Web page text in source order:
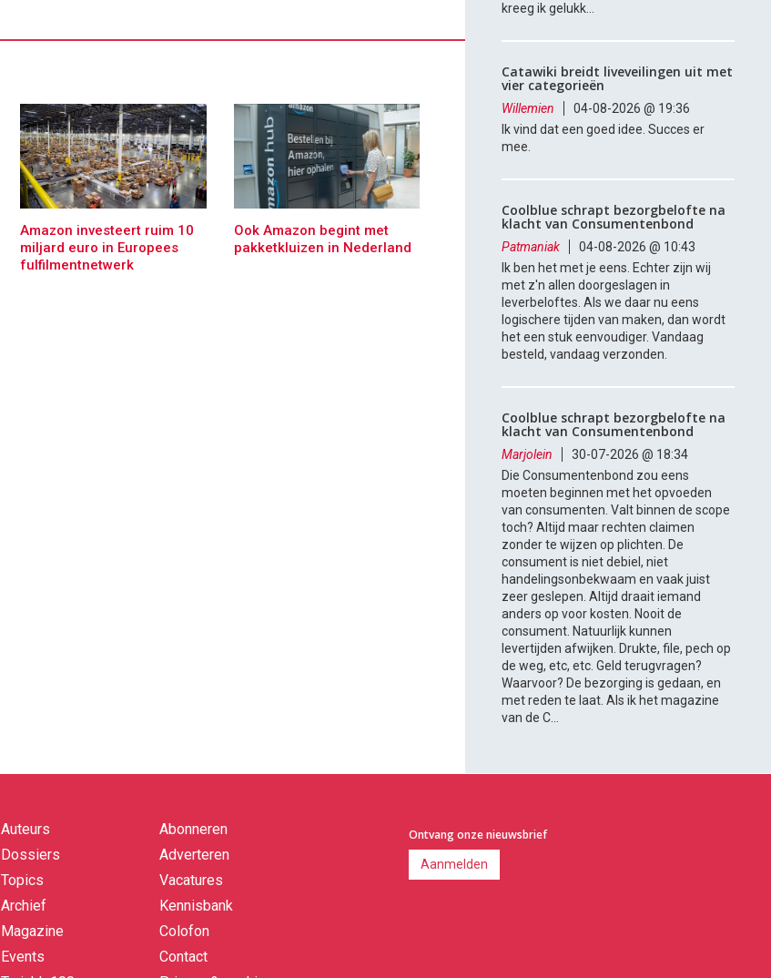
Amazon investeert ruim 10
miljard euro in Europees
fulfilmentnetwerk
Ook Amazon begint met
pakketkluizen in Nederland
kreeg ik gelukk...
Catawiki breidt liveveilingen uit met
vier categorieën
Willemien
04-08-2026 @ 19:36
Ik vind dat een goed idee. Succes er
mee.
Coolblue schrapt bezorgbelofte na
klacht van Consumentenbond
Patmaniak
04-08-2026 @ 10:43
Ik ben het met je eens. Echter zijn wij
met z'n allen doorgeslagen in
leverbeloftes. Als we daar nu eens
logischere tijden van maken, dan wordt
het een stuk eenvoudiger. Vandaag
besteld, vandaag verzonden.
Coolblue schrapt bezorgbelofte na
klacht van Consumentenbond
Marjolein
30-07-2026 @ 18:34
Die Consumentenbond zou eens
moeten beginnen met het opvoeden
van consumenten. Valt binnen de scope
toch? Altijd maar rechten claimen
zonder te wijzen op plichten. De
consument is niet debiel, niet
handelingsonbekwaam en vaak juist
zeer geslepen. Altijd draait iemand
anders op voor kosten. Nooit de
consument. Natuurlijk kunnen
levertijden afwijken. Drukte, file, pech op
de weg, etc, etc. Geld terugvragen?
Waarvoor? De bezorging is gedaan, en
met reden te laat. Als ik het magazine
van de C...
Quick
links
Auteurs
Dossiers
Topics
Archief
Magazine
Events
Abonneren
Adverteren
Vacatures
Kennisbank
Colofon
Contact
Ontvang onze nieuwsbrief
Aanmelden